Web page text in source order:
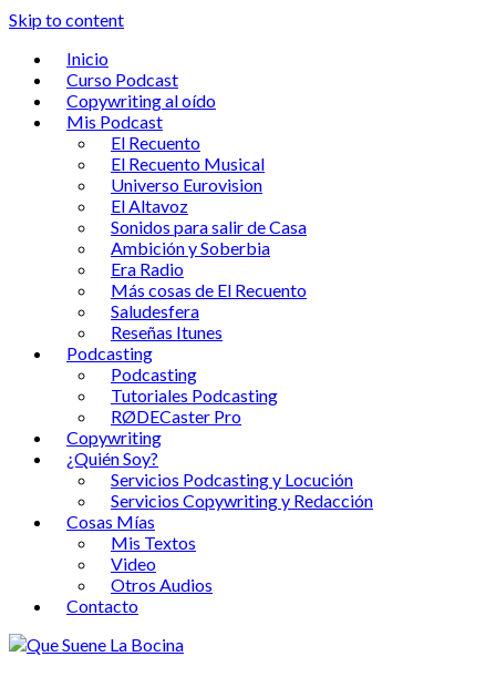
Skip to content
Inicio
Curso Podcast
Copywriting al oído
Mis Podcast
El Recuento
El Recuento Musical
Universo Eurovision
El Altavoz
Sonidos para salir de Casa
Ambición y Soberbia
Era Radio
Más cosas de El Recuento
Saludesfera
Reseñas Itunes
Podcasting
Podcasting
Tutoriales Podcasting
RØDECaster Pro
Copywriting
¿Quién Soy?
Servicios Podcasting y Locución
Servicios Copywriting y Redacción
Cosas Mías
Mis Textos
Video
Otros Audios
Contacto